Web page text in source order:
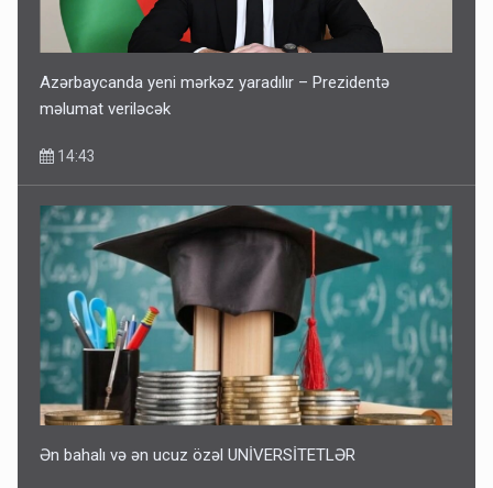
Azərbaycanda yeni mərkəz yaradılır – Prezidentə
məlumat veriləcək
14:43
Ən bahalı və ən ucuz özəl UNİVERSİTETLƏR